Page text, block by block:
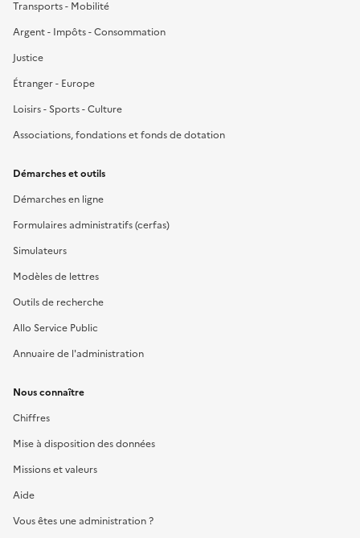
Transports - Mobilité
Argent - Impôts - Consommation
Justice
Étranger - Europe
Loisirs - Sports - Culture
Associations, fondations et fonds de dotation
Démarches et outils
Démarches en ligne
Formulaires administratifs (cerfas)
Simulateurs
Modèles de lettres
Outils de recherche
Allo Service Public
Annuaire de l'administration
Nous connaître
Chiffres
Mise à disposition des données
Missions et valeurs
Aide
Vous êtes une administration ?